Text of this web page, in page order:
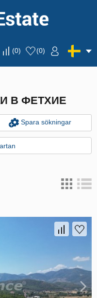
(0) (0)
В ФЕТХИЕ
Spara sökningar